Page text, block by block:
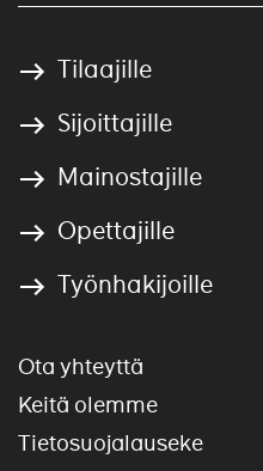
Tilaajille
Sijoittajille
Mainostajille
Opettajille
Työnhakijoille
Ota yhteyttä
Keitä olemme
Tietosuojalauseke